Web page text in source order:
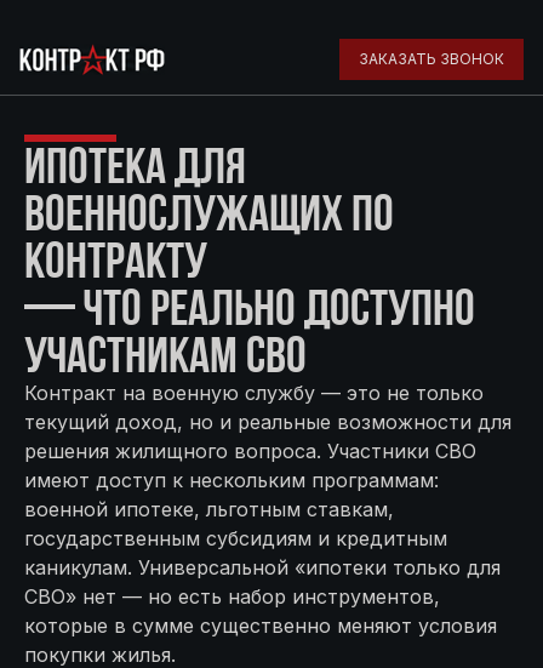
ЗАКАЗАТЬ ЗВОНОК
ИПОТЕКА ДЛЯ
ВОЕННОСЛУЖАЩИХ ПО
КОНТРАКТУ
— ЧТО РЕАЛЬНО ДОСТУПНО
УЧАСТНИКАМ СВО
Контракт на военную службу — это не только
текущий доход, но и реальные возможности для
решения жилищного вопроса. Участники СВО
имеют доступ к нескольким программам:
военной ипотеке, льготным ставкам,
государственным субсидиям и кредитным
каникулам. Универсальной «ипотеки только для
СВО» нет — но есть набор инструментов,
которые в сумме существенно меняют условия
покупки жилья.